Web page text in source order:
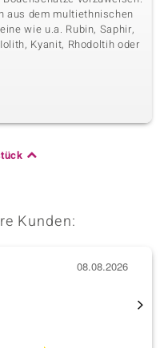
aus dem multiethnischen
wie u.a. Rubin, Saphir,
Kyanit, Rhodoltih oder
Kunden:
08.08.2026